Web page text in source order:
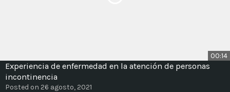
00:14
Experiencia de enfermedad en la atención de personas
incontinencia
Posted on 26 agosto, 2021